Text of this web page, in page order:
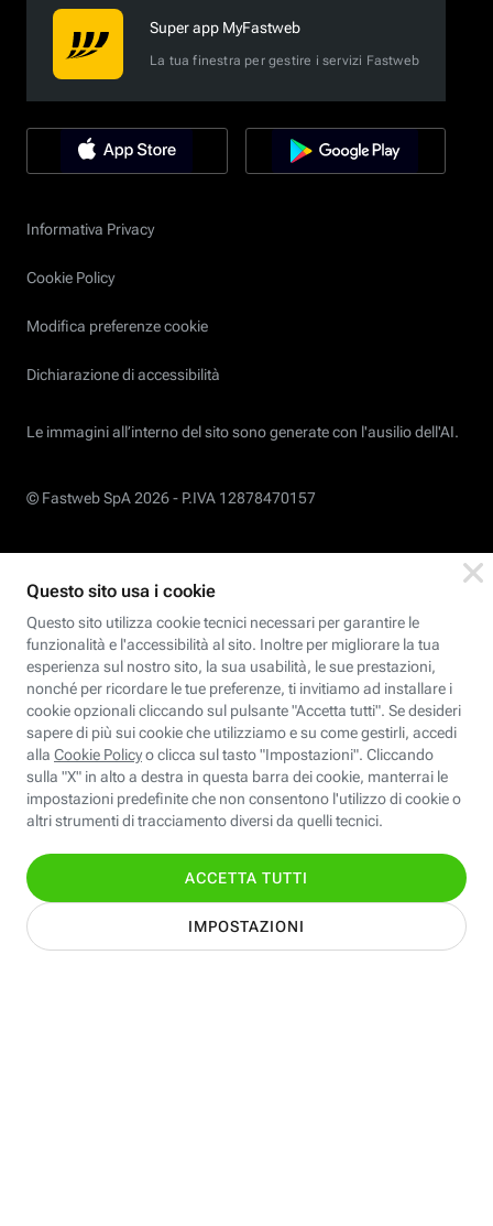
Super app MyFastweb
La tua finestra per gestire i servizi Fastweb
Informativa Privacy
Cookie Policy
Modifica preferenze cookie
Dichiarazione di accessibilità
Le immagini all’interno del sito sono generate con l'ausilio dell'AI.
© Fastweb SpA 2026 - P.IVA 12878470157